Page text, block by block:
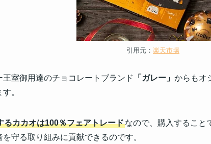
引用元： 楽天市場
王室御用達のチョコレートブランド 「ガレー」 からもオ
。
るカカオは100％フェアトレードなので、購入すること
守る取り組みに貢献できるのです。